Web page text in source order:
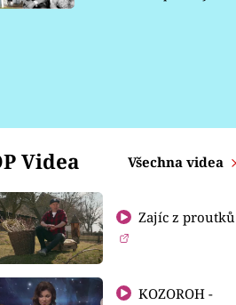
Videa Všechna videa
Zajíc z proutků
KOZOROH -